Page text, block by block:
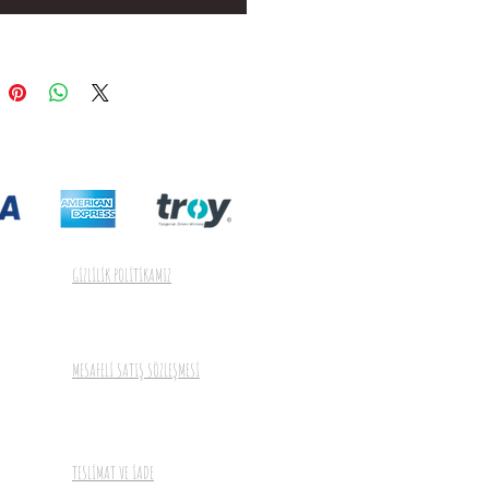
GİZLİLİK POLİTİKAMIZ
MESAFELİ SATIŞ SÖZLEŞMESİ
TESLİMAT VE İADE